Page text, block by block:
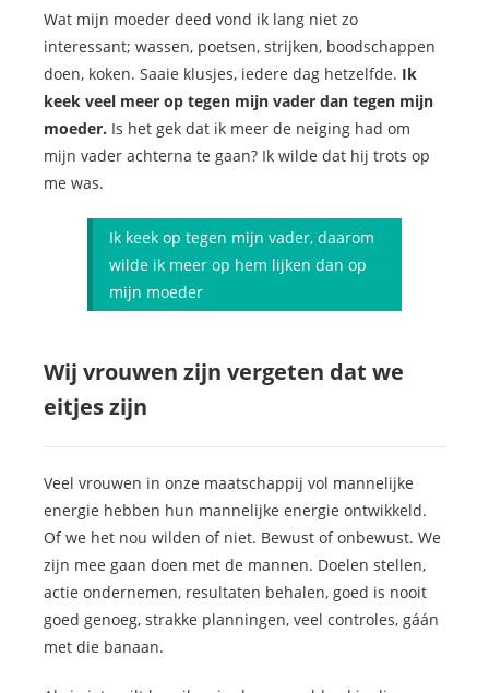
Wat mijn moeder deed vond ik lang niet zo
interessant; wassen, poetsen, strijken, boodschappen
doen, koken. Saaie klusjes, iedere dag hetzelfde. Ik
keek veel meer op tegen mijn vader dan tegen mijn
moeder. Is het gek dat ik meer de neiging had om
mijn vader achterna te gaan? Ik wilde dat hij trots op
me was.
Ik keek op tegen mijn vader, daarom
wilde ik meer op hem lijken dan op
mijn moeder
Wij vrouwen zijn vergeten dat we
eitjes zijn
Veel vrouwen in onze maatschappij vol mannelijke
energie hebben hun mannelijke energie ontwikkeld.
Of we het nou wilden of niet. Bewust of onbewust. We
zijn mee gaan doen met de mannen. Doelen stellen,
actie ondernemen, resultaten behalen, goed is nooit
goed genoeg, strakke planningen, veel controles, gáán
met die banaan.